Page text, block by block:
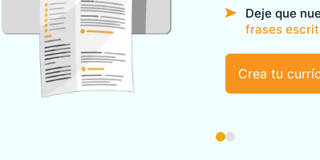
Deje que
frases
Crea tu